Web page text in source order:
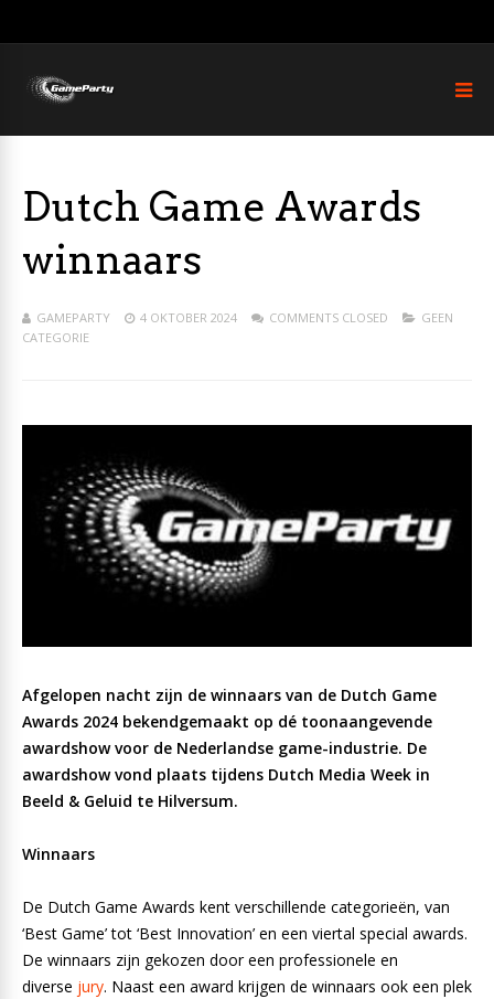
Dutch Game Awards
winnaars
GAMEPARTY 4 OKTOBER 2024 COMMENTS CLOSED
GEEN
CATEGORIE
Afgelopen nacht zijn de winnaars van de Dutch Game
Awards 2024 bekendgemaakt op dé toonaangevende
awardshow voor de Nederlandse game-industrie. De
awardshow vond plaats tijdens Dutch Media Week in
Beeld & Geluid te Hilversum.
Winnaars
De Dutch Game Awards kent verschillende categorieën, van
‘Best Game’ tot ‘Best Innovation’ en een viertal special awards.
De winnaars zijn gekozen door een professionele en
diverse jury. Naast een award krijgen de winnaars ook een plek